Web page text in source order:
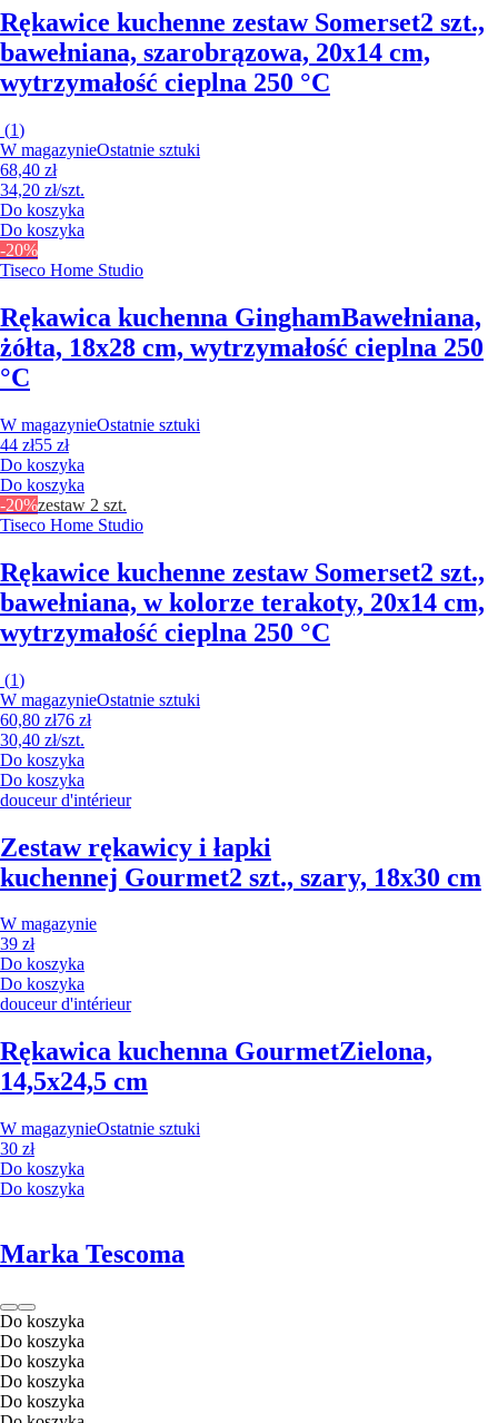
Rękawice kuchenne zestaw Somerset2 szt.,
bawełniana, szarobrązowa, 20x14 cm,
wytrzymałość cieplna 250 °C
(1)
W magazynieOstatnie sztuki
68,40 zł
34,20 zł/szt.
Do koszyka
Do koszyka
-20%
Tiseco Home Studio
Rękawica kuchenna GinghamBawełniana,
żółta, 18x28 cm, wytrzymałość cieplna 250
°C
W magazynieOstatnie sztuki
44 zł55 zł
Do koszyka
Do koszyka
-20%zestaw 2 szt.
Tiseco Home Studio
Rękawice kuchenne zestaw Somerset2 szt.,
bawełniana, w kolorze terakoty, 20x14 cm,
wytrzymałość cieplna 250 °C
(1)
W magazynieOstatnie sztuki
60,80 zł76 zł
30,40 zł/szt.
Do koszyka
Do koszyka
douceur d'intérieur
Zestaw rękawicy i łapki
kuchennej Gourmet2 szt., szary, 18x30 cm
W magazynie
39 zł
Do koszyka
Do koszyka
douceur d'intérieur
Rękawica kuchenna GourmetZielona,
14,5x24,5 cm
W magazynieOstatnie sztuki
30 zł
Do koszyka
Do koszyka
Marka Tescoma
Do koszyka
Do koszyka
Do koszyka
Do koszyka
Do koszyka